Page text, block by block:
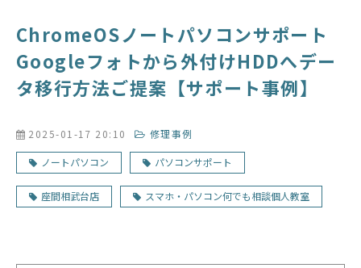
ChromeOSノートパソコンサポート
Googleフォトから外付けHDDへデー
タ移行方法ご提案【サポート事例】
2025-01-17 20:10 修理事例
ノートパソコン パソコンサポート
座間相武台店 スマホ・パソコン何でも相談個人教室